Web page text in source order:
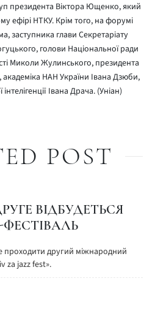
президента Віктора Ющенко, який
ефірі НТКУ. Крім того, на форумі
заступника глави Секретаріату
голови Національної ради
Миколи Жулинського, президента
НАН України Івана Дзюби,
Івана Драча. (Уніан)
POST
ВІДБУДЕТЬСЯ
проходити другий міжнародний
za jazz fest».